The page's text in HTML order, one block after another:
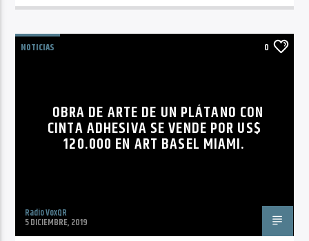
NOTICIAS 0
OBRA DE ARTE DE UN PLÁTANO CON
CINTA ADHESIVA SE VENDE POR US$
120.000 EN ART BASEL MIAMI.
Radio VoxQR
5 DICIEMBRE, 2019